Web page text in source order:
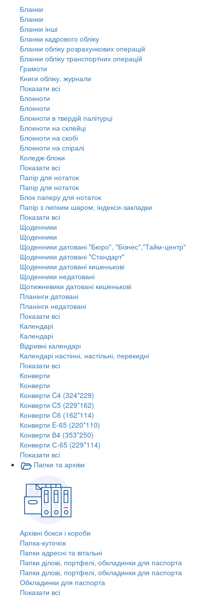
Бланки
Бланки
Бланки інші
Бланки кадрового обліку
Бланки обліку розрахункових операцій
Бланки обліку транспортних операцій
Грамоти
Книги обліку, журнали
Показати всі
Блокноти
Блокноти
Блокноти в твердій палітурці
Блокноти на склейці
Блокноти на скобі
Блокноти на спіралі
Коледж-блоки
Показати всі
Папір для нотаток
Папір для нотаток
Блок паперу для нотаток
Папір з липким шаром, індекси-закладки
Показати всі
Щоденники
Щоденники
Щоденники датовані "Бюро", "Бізнес","Тайм-центр"
Щоденники датовані "Стандарт"
Щоденники датовані кишенькові
Щоденники недатовані
Щотижневики датовані кишенькові
Планінги датовані
Планінги недатовані
Показати всі
Календарі
Календарі
Відривні календарі
Календарі настінні, настільні, перекидні
Показати всі
Конверти
Конверти
Конверти C4 (324*229)
Конверти C5 (229*162)
Конверти C6 (162*114)
Конверти E-65 (220*110)
Конверти В4 (353*250)
Конверти С-65 (229*114)
Показати всі
Папки та архіви
Архівні бокси і короби
Папка-куточок
Папки адресні та вітальні
Папки ділові, портфелі, обкладинки для паспорта
Папки ділові, портфелі, обкладинки для паспорта
Обкладинки для паспорта
Показати всі